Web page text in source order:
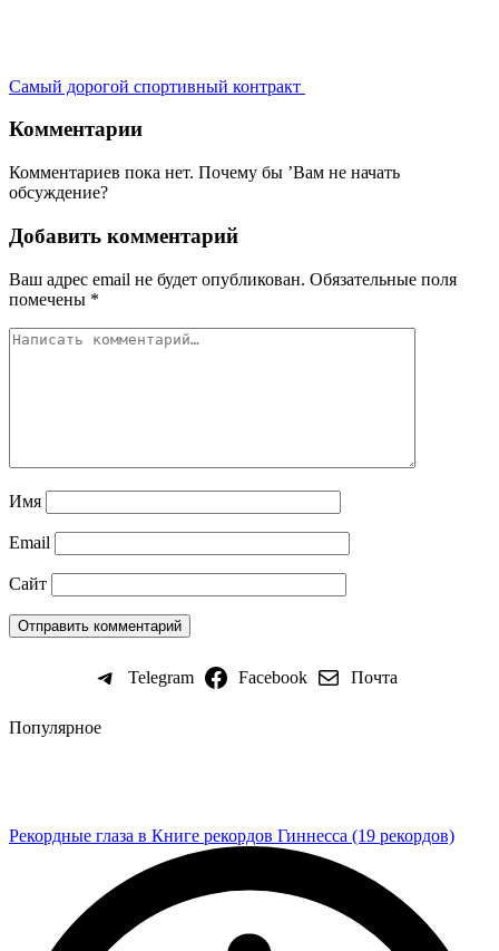
Самый дорогой спортивный контракт
Комментарии
Комментариев пока нет. Почему бы ’Вам не начать
обсуждение?
Добавить комментарий
Ваш адрес email не будет опубликован. Обязательные поля
помечены *
Имя
Email
Сайт
Telegram Facebook Почта
Популярное
Рекордные глаза в Книге рекордов Гиннесса (19 рекордов)